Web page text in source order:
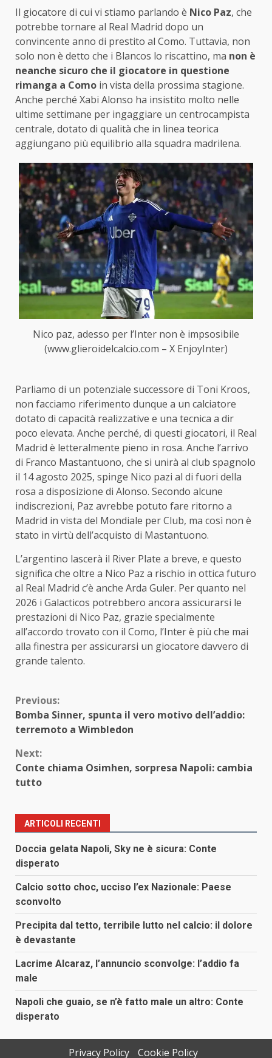
Il giocatore di cui vi stiamo parlando è Nico Paz, che
potrebbe tornare al Real Madrid dopo un
convincente anno di prestito al Como. Tuttavia, non
solo non è detto che i Blancos lo riscattino, ma non è
neanche sicuro che il giocatore in questione
rimanga a Como in vista della prossima stagione.
Anche perché Xabi Alonso ha insistito molto nelle
ultime settimane per ingaggiare un centrocampista
centrale, dotato di qualità che in linea teorica
aggiungano più equilibrio alla squadra madrilena.
Nico paz, adesso per l’Inter non è impsosibile
(www.glieroidelcalcio.com – X EnjoyInter)
Parliamo di un potenziale successore di Toni Kroos,
non facciamo riferimento dunque a un calciatore
dotato di capacità realizzative e una tecnica a dir
poco elevata. Anche perché, di questi giocatori, il Real
Madrid è letteralmente pieno in rosa. Anche l’arrivo
di Franco Mastantuono, che si unirà al club spagnolo
il 14 agosto 2025, spinge Nico pazi al di fuori della
rosa a disposizione di Alonso. Secondo alcune
indiscrezioni, Paz avrebbe potuto fare ritorno a
Madrid in vista del Mondiale per Club, ma così non è
stato in virtù dell’acquisto di Mastantuono.
L’argentino lascerà il River Plate a breve, e questo
significa che oltre a Nico Paz a rischio in ottica futuro
al Real Madrid c’è anche Arda Guler. Per quanto nel
2026 i Galacticos potrebbero ancora assicurarsi le
prestazioni di Nico Paz, grazie specialmente
all’accordo trovato con il Como, l’Inter è più che mai
alla finestra per assicurarsi un giocatore davvero di
grande talento.
Continue
Reading
Previous:
Bomba Sinner, spunta il vero motivo dell’addio:
terremoto a Wimbledon
Next:
Conte chiama Osimhen, sorpresa Napoli: cambia
tutto
ARTICOLI RECENTI
Doccia gelata Napoli, Sky ne è sicura: Conte
disperato
Calcio sotto choc, ucciso l’ex Nazionale: Paese
sconvolto
Precipita dal tetto, terribile lutto nel calcio: il dolore
è devastante
Lacrime Alcaraz, l’annuncio sconvolge: l’addio fa
male
Napoli che guaio, se n’è fatto male un altro: Conte
disperato
Privacy Policy Cookie Policy